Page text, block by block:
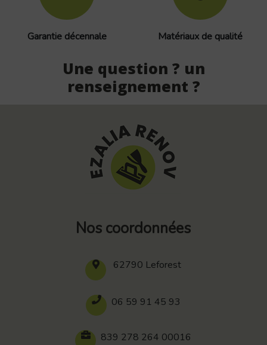
Garantie décennale Matériaux de qualité
Une question ? un
renseignement ?
Nos coordonnées
62790 Leforest
06 59 91 45 93
839 278 264 00016